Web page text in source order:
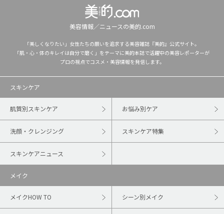
美容情報／ニュースの美的.com
「美しくなりたい」女性たちの願いを追求する美容雑誌『美的』公式サイト。
「肌・心・体のキレイは自分で磨く」をテーマに美的本誌で活躍中の美容レポーターが
プロの視点でコスメ・美容情報を発信します。
スキンケア
肌質別スキンケア お悩み別ケア
洗顔・クレンジング スキンケア特集
スキンケアニュース
メイク
メイクHOW TO シーン別メイク